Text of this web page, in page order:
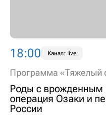
18:00 Канал: live
Программа «Тяжелый
Роды с врожденным
операция Озаки и
России